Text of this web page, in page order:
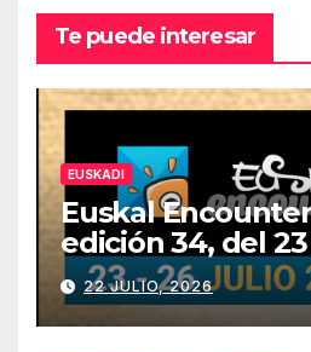
Te puede interesar
EUSKADI
Euskal
edición 34, del
julio
22 JULIO, 2026